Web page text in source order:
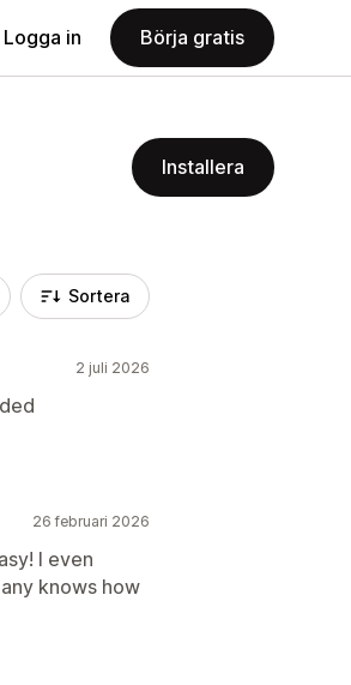
Logga in Börja gratis
Installera
Sortera
2 juli 2026
26 februari 2026
I even
knows how